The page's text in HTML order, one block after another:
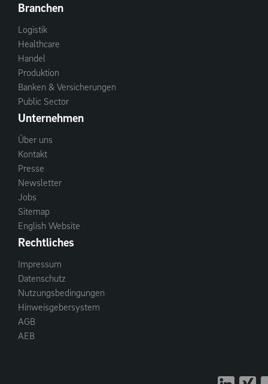
Branchen
Logistik
Healthcare
Handel
Produktion
Banken & Versicherungen
Public Sector
Unternehmen
Über uns
Kontakt
Presse
Newsletter
Jobs
Sitemap
English Website
Rechtliches
Impressum
Datenschutz
Nutzungsbedingungen
Hinweisgebersystem
AGB
AEB